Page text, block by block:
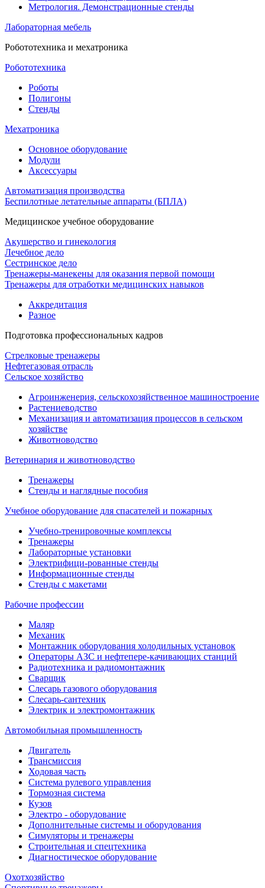
Метрология. Демонстрационные стенды
Лабораторная мебель
Робототехника и мехатроника
Робототехника
Роботы
Полигоны
Стенды
Мехатроника
Основное оборудование
Модули
Аксессуары
Автоматизация производства
Беспилотные летательные аппараты (БПЛА)
Медицинское учебное оборудование
Акушерство и гинекология
Лечебное дело
Сестринское дело
Тренажеры-манекены для оказания первой помощи
Тренажеры для отработки медицинских навыков
Аккредитация
Разное
Подготовка профессиональных кадров
Стрелковые тренажеры
Нефтегазовая отрасль
Сельское хозяйство
Агроинженерия, сельскохозяйственное машиностроение
Растениеводство
Механизация и автоматизация процессов в сельском
хозяйстве
Животноводство
Ветеринария и животноводство
Тренажеры
Стенды и наглядные пособия
Учебное оборудование для спасателей и пожарных
Учебно-тренировочные комплексы
Тренажеры
Лабораторные установки
Электрифици-рованные стенды
Информационные стенды
Стенды с макетами
Рабочие профессии
Маляр
Механик
Монтажник оборудования холодильных установок
Операторы АЗС и нефтепере-качивающих станций
Радиотехника и радиомонтажник
Сварщик
Слесарь газового оборудования
Слесарь-сантехник
Электрик и электромонтажник
Автомобильная промышленность
Двигатель
Трансмиссия
Ходовая часть
Система рулевого управления
Тормозная система
Кузов
Электро - оборудование
Дополнительные системы и оборудования
Симуляторы и тренажеры
Строительная и спецтехника
Диагностическое оборудование
Охотхозяйство